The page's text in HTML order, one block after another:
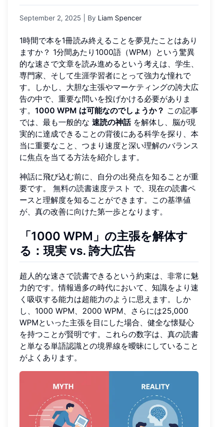
September 2, 2025 | By Liam Spencer
1時間で本を1冊読み終えることを夢見たことはあり
ますか？ 1分間あたり1000語（WPM）という驚異
的な速さで文章を読み進めるという考えは、学生、
専門家、そして生涯学習者にとって強力な憧れで
す。しかし、大胆な主張やマーケティングの誇大広
告の中で、重要な問いを投げかける必要がありま
す。 1000 WPM は可能なのでしょうか？ この記事
では、最も一般的な 速読の神話を解体し、脳が現
実的に達成できることの背後にある科学を探り、本
当に重要なこと、つまり速度と深い理解のバランス
に焦点を当てる方法を紹介します。
神話に飛び込む前に、自分の出発点を知ることが重
要です。 無料の読書速度テスト で、現在の読書ペ
ースと理解度を知ることができます。この基準値
が、真の改善に向けた第一歩となります。
「1000 WPM」の主張を解体す
る：現実 vs. 誇大広告
超人的な速さで読書できるという約束は、非常に魅
力的です。情報過多の時代において、知識をより速
く吸収する能力は超能力のように思えます。しか
し、1000 WPM、2000 WPM、さらには25,000
WPMといった主張を目にした場合、健全な懐疑心
を持つことが賢明です。これらの数字は、真の読書
と単なる単語認識との境界線を曖昧にしていること
がよくあります。